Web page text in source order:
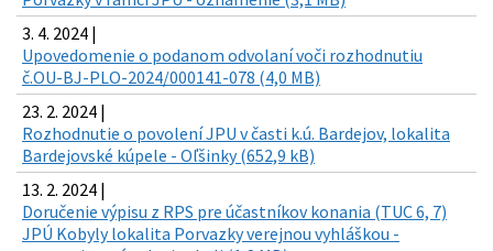
3. 4. 2024 |
Upovedomenie o podanom odvolaní voči rozhodnutiu
č.OU-BJ-PLO-2024/000141-078 (4,0 MB)
23. 2. 2024 |
Rozhodnutie o povolení JPU v časti k.ú. Bardejov, lokalita
Bardejovské kúpele - Oľšinky (652,9 kB)
13. 2. 2024 |
Doručenie výpisu z RPS pre účastníkov konania (TUC 6, 7)
JPÚ Kobyly lokalita Porvazky verejnou vyhláškou -